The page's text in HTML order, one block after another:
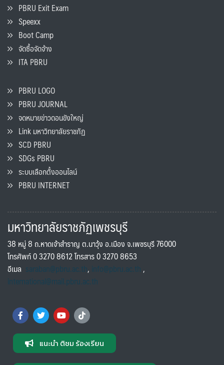
PBRU Exit Exam
Speexx
Boot Camp
จัดซื้อจัดจ้าง
ITA PBRU
PBRU LOGO
PBRU JOURNAL
จดหมายข่าวดอนขังใหญ่
Link มหาวิทยาลัยราชภัฏ
SCD PBRU
SDGs PBRU
ระบบเลือกตั้งออนไลน์
PBRU INTERNET
มหาวิทยาลัยราชภัฏเพชรบุรี
38 หมู่ 8 ถ.หาดเจ้าสำราญ ต.นาวุ้ง อ.เมือง จ.เพชรบุรี 76000
โทรศัพท์ 0 3270 8612 โทรสาร 0 3270 8653
อีเมล saraban@pbru.ac.th, info@pbru.ac.th,
international@mail.pbru.ac.th
แนะนำ ติชม ร้องเรียน